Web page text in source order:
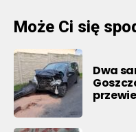
Może Ci się
Dwa